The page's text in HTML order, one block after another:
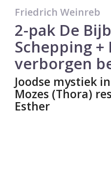
Friedrich Weinreb
2-pak De
Schepping +
verborgen
Joodse mystiek
Mozes (Thora)
Esther